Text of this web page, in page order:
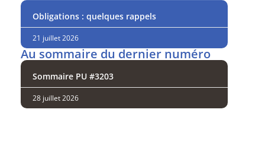
Obligations : quelques rappels
21 juillet 2026
Au sommaire du dernier numéro
Sommaire PU #3203
28 juillet 2026